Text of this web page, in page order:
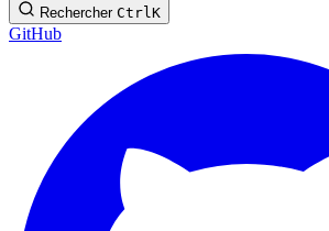
Rechercher CtrlK
GitHub